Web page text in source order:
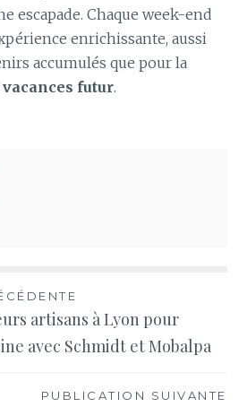
escapade. Chaque week-end
enrichissante, aussi
accumulés que pour la
futur.
artisans à Lyon pour
avec Schmidt et Mobalpa
PUBLICATION SUIVANTE